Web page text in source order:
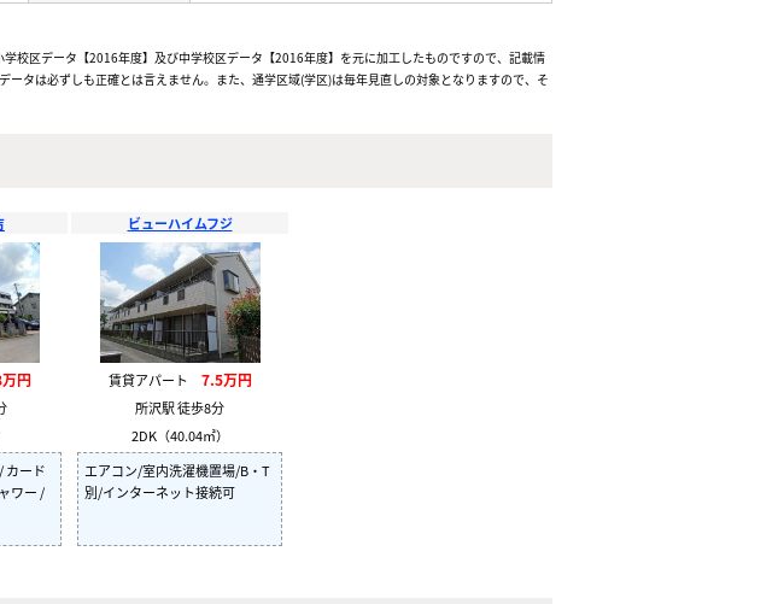
校区データ【2016年度】及び中学校区データ【2016年度】を元に加工したものですので、記載情
タは必ずしも正確とは言えません。また、通学区域(学区)は毎年見直しの対象となりますので、そ
円
カード
ワー /
ビューハイムフジ
賃貸アパート 7.5万円
所沢駅 徒歩8分
2DK（40.04㎡）
エアコン/室内洗濯機置場/B・T
別/インターネット接続可